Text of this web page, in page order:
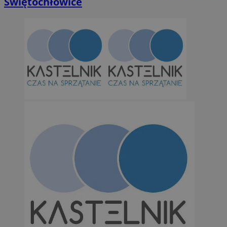
suid
Simplifi Holdings
Inc.
.simpli.fi
INGRESSCOOKIE
NGINX Inc.
bh.contextweb.com
CookieScriptConsent